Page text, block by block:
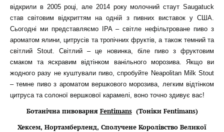
відкрили в 2005 році, але 2014 року молочний стаут Saugatuck
став світовим відкриттям на одній з пивних виставок у США.
Сьогодні ми представляємо IPA – світле нефільтроване пиво з
ароматом ялини, цитрусів та тропічних фруктів, а також темний та
світлий Stout. Світлий – це новинка, біле пиво з фруктовим
смаком та яскравим відтінком ванільного морозива. Якщо ви
жодного разу не куштували пиво, спробуйте Neapolitan Milk Stout
– темне пиво з ароматом вершкового морозива, легким відтінком
цитруса та солоної вершкової карамелі, воно точно здивує вас!
Ботанічна пивоварня Fentimans(Тоніки Fentimans)
Хексем, Нортамберленд, Сполучене Королівство Великої